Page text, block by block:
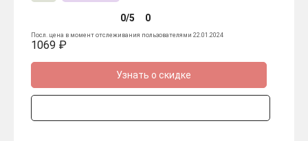
0/5 0
Посл. цена в момент отслеживания пользователями 22.01.2024
1069 ₽
Узнать о скидке